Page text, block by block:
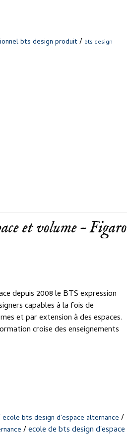
bts design produit/ bts design
et volume – Figaro
depuis 2008 le BTS expression
capables à la fois de
et par extension à des espaces.
croise des enseignements
ecole bts design d'espace alternance /
/ecole de bts design d'espace